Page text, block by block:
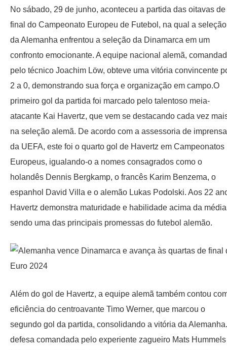
No sábado, 29 de junho, aconteceu a partida das oitavas de
final do Campeonato Europeu de Futebol, na qual a seleção
da Alemanha enfrentou a seleção da Dinamarca em um
confronto emocionante. A equipe nacional alemã,
pelo técnico Joachim Löw, obteve uma vitória convincente
2 a 0, demonstrando sua força e organização em campo.O
primeiro gol da partida foi marcado pelo talentoso meia-
atacante Kai Havertz, que vem se destacando cada vez
na seleção alemã. De acordo com a assessoria de imprensa
da UEFA, este foi o quarto gol de Havertz em Campeonatos
Europeus, igualando-o a nomes consagrados como o
holandês Dennis Bergkamp, o francês Karim Benzema, o
espanhol David Villa e o alemão Lukas Podolski. Aos 22
Havertz demonstra maturidade e habilidade acima da
sendo uma das principais promessas do futebol alemão.
Além do gol de Havertz, a equipe alemã também contou
eficiência do centroavante Timo Werner, que marcou o
segundo gol da partida, consolidando a vitória da
defesa comandada pelo experiente zagueiro Mats Hummels